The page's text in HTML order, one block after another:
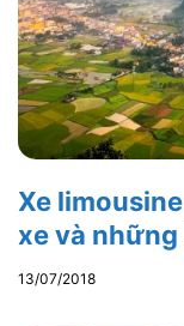
Xe
xe và
13/07/2018